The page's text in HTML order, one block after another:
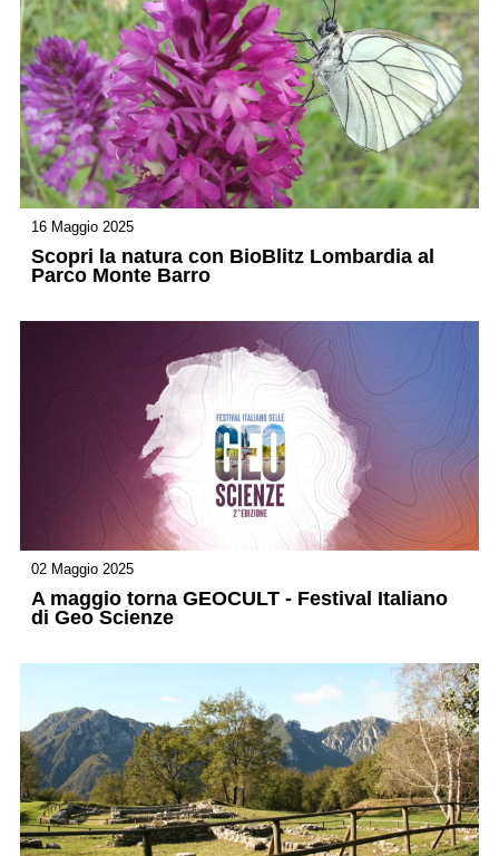
16 Maggio 2025
Scopri la natura con BioBlitz Lombardia al
Parco Monte Barro
02 Maggio 2025
A maggio torna GEOCULT - Festival Italiano
di Geo Scienze